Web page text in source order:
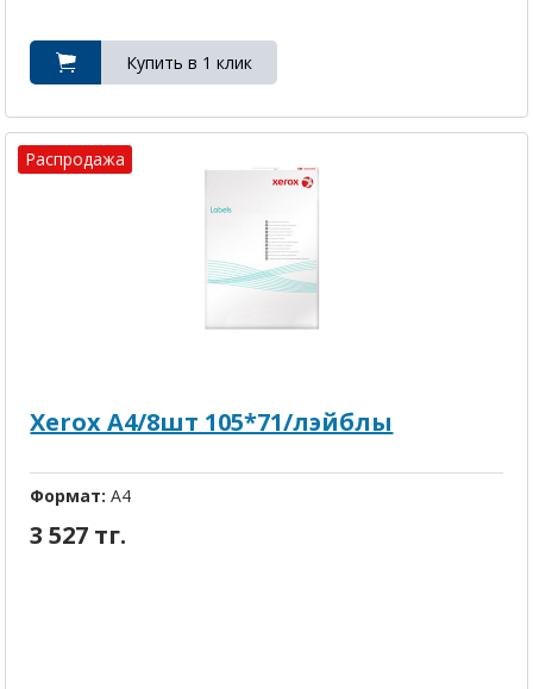
Распродажа
Xerox A4/8шт 105*71/лэйблы
Формат:A4
3 527 тг.